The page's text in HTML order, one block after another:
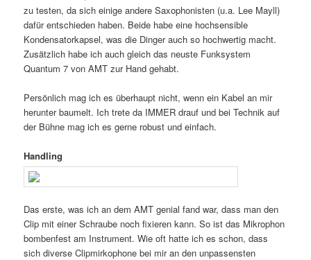
zu testen, da sich einige andere Saxophonisten (u.a. Lee Mayll)
dafür entschieden haben. Beide habe eine hochsensible
Kondensatorkapsel, was die Dinger auch so hochwertig macht.
Zusätzlich habe ich auch gleich das neuste Funksystem
Quantum 7 von AMT zur Hand gehabt.
Persönlich mag ich es überhaupt nicht, wenn ein Kabel an mir
herunter baumelt. Ich trete da IMMER drauf und bei Technik auf
der Bühne mag ich es gerne robust und einfach.
Handling
Das erste, was ich an dem AMT genial fand war, dass man den
Clip mit einer Schraube noch fixieren kann. So ist das Mikrophon
bombenfest am Instrument. Wie oft hatte ich es schon, dass
sich diverse Clipmirkophone bei mir an den unpassensten